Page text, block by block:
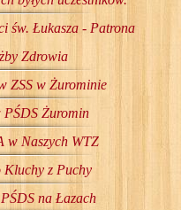
św. Łukasza - Patrona
Zdrowia
ZSS w Żurominie
Żuromin
Naszych WTZ
Kluchy z Puchy
na Łazach